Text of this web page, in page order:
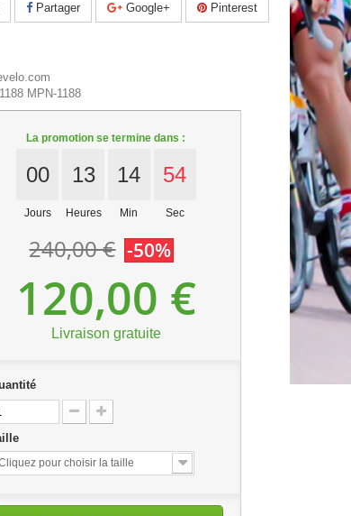
Partager Google+ Pinterest
MPN-1188
La promotion se termine dans :
00
Jours
13
Heures
14
Min
53
Sec
240,00 € -50%
120,00 €
Livraison gratuite
pour choisir la taille